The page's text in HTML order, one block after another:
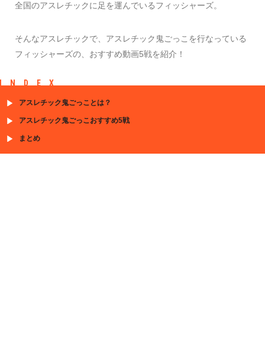
全国のアスレチックに足を運んでいるフィッシャーズ。
そんなアスレチックで、アスレチック鬼ごっこを行なっている
フィッシャーズの、おすすめ動画5戦を紹介！
INDEX
アスレチック鬼ごっことは？
アスレチック鬼ごっこおすすめ5戦
まとめ